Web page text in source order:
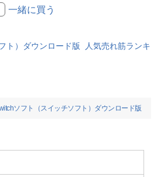
一緒に買う
ト）ダウンロード版 人気売れ筋ランキ
ソフト（スイッチソフト）ダウンロード版